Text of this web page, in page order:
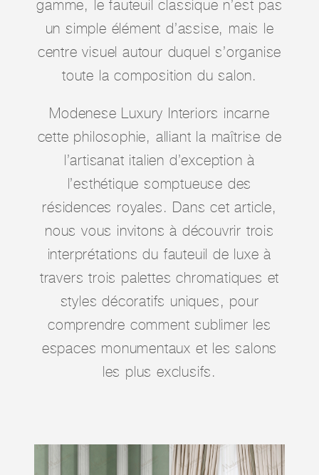
gamme, le fauteuil classique n’est pas
un simple élément d’assise, mais le
centre visuel autour duquel s’organise
toute la composition du salon.
Modenese Luxury Interiors incarne
cette philosophie, alliant la maîtrise de
l’artisanat italien d’exception à
l’esthétique somptueuse des
résidences royales. Dans cet article,
nous vous invitons à découvrir trois
interprétations du fauteuil de luxe à
travers trois palettes chromatiques et
styles décoratifs uniques, pour
comprendre comment sublimer les
espaces monumentaux et les salons
les plus exclusifs.